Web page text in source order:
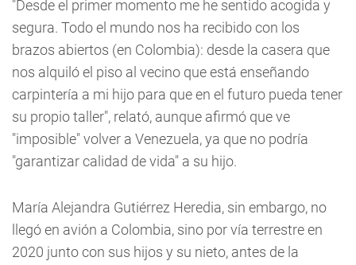
"Desde el primer momento me he sentido acogida y
segura. Todo el mundo nos ha recibido con los
brazos abiertos (en Colombia): desde la casera que
nos alquiló el piso al vecino que está enseñando
carpintería a mi hijo para que en el futuro pueda tener
su propio taller", relató, aunque afirmó que ve
"imposible" volver a Venezuela, ya que no podría
"garantizar calidad de vida" a su hijo.
María Alejandra Gutiérrez Heredia, sin embargo, no
llegó en avión a Colombia, sino por vía terrestre en
2020 junto con sus hijos y su nieto, antes de la